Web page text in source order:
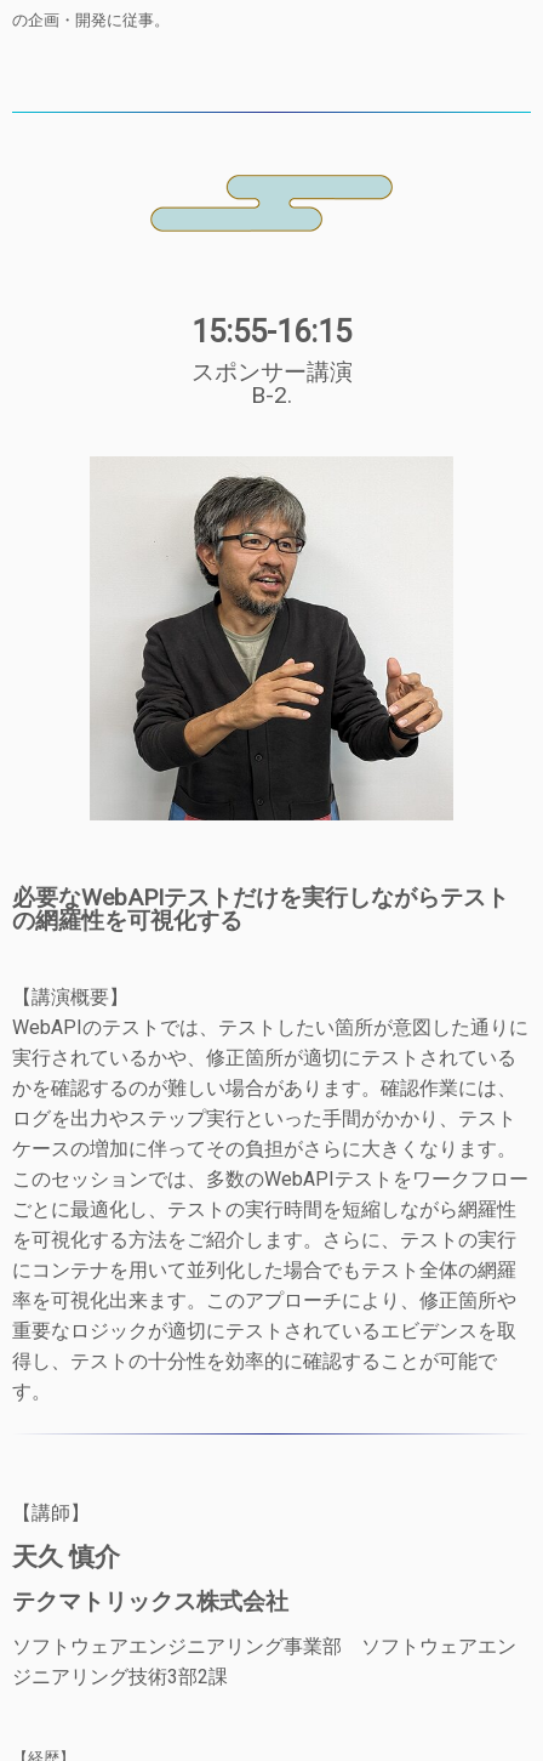
の企画・開発に従事。
15:55-16:15
スポンサー講演
B-2.
必要なWebAPIテストだけを実行しながらテスト
の網羅性を可視化する
【講演概要】
WebAPIのテストでは、テストしたい箇所が意図した通りに
実行されているかや、修正箇所が適切にテストされている
かを確認するのが難しい場合があります。確認作業には、
ログを出力やステップ実行といった手間がかかり、テスト
ケースの増加に伴ってその負担がさらに大きくなります。
このセッションでは、多数のWebAPIテストをワークフロー
ごとに最適化し、テストの実行時間を短縮しながら網羅性
を可視化する方法をご紹介します。さらに、テストの実行
にコンテナを用いて並列化した場合でもテスト全体の網羅
率を可視化出来ます。このアプローチにより、修正箇所や
重要なロジックが適切にテストされているエビデンスを取
得し、テストの十分性を効率的に確認することが可能で
す。
【講師】
天久 慎介
テクマトリックス株式会社
ソフトウェアエンジニアリング事業部 ソフトウェアエン
ジニアリング技術3部2課